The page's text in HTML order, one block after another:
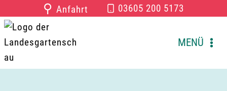
Inhalt
springen
⚲ Anfahrt 03605 200 5173
MENÜ